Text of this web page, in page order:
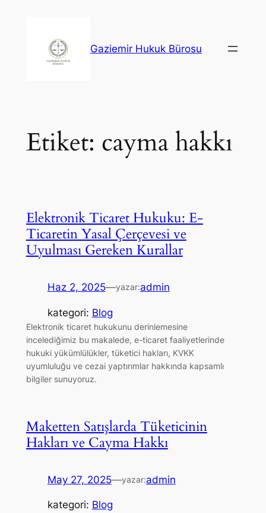
Gaziemir Hukuk Bürosu
Etiket: cayma hakkı
Elektronik Ticaret Hukuku: E-
Ticaretin Yasal Çerçevesi ve
Uyulması Gereken Kurallar
Haz 2, 2025—yazar:admin
kategori: Blog
Elektronik ticaret hukukunu derinlemesine
incelediğimiz bu makalede, e-ticaret faaliyetlerinde
hukuki yükümlülükler, tüketici hakları, KVKK
uyumluluğu ve cezai yaptırımlar hakkında kapsamlı
bilgiler sunuyoruz.
Maketten Satışlarda Tüketicinin
Hakları ve Cayma Hakkı
May 27, 2025—yazar:admin
kategori: Blog